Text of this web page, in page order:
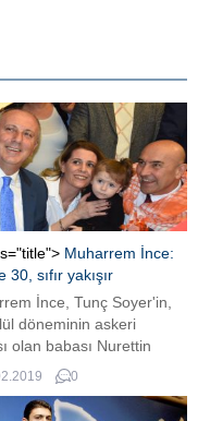
Muharrem İnce:
30, sıfır yakışır
İnce, Tunç Soyer'in,
döneminin askeri
olan babası Nurettin
eleştirilmesine
“Bunlara
yalnız İzmir'de 8
0